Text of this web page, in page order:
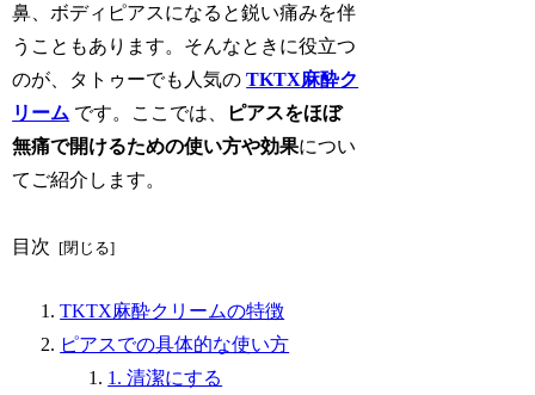
鼻、ボディピアスになると鋭い痛みを伴
うこともあります。そんなときに役立つ
のが、タトゥーでも人気のTKTX麻酔ク
リーム です。ここでは、
ピアスをほぼ
無痛で開けるための使い方や効果につい
てご紹介します。
目次
TKTX麻酔クリームの特徴
ピアスでの具体的な使い方
1. 清潔にする